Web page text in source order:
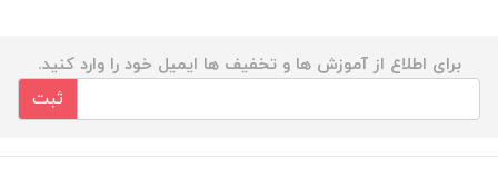
برای اطلاع از آموزش ها و تخفیف ها ایمیل خود را وارد کنید.
ثبت